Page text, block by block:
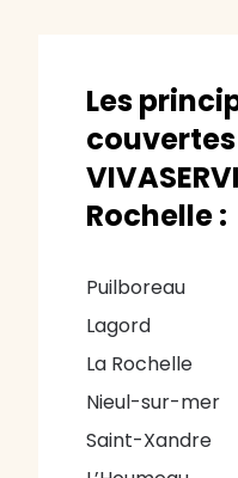
Les
Rochelle :
Puilboreau
Lagord
La Rochelle
Nieul-sur-mer
Saint-Xandre